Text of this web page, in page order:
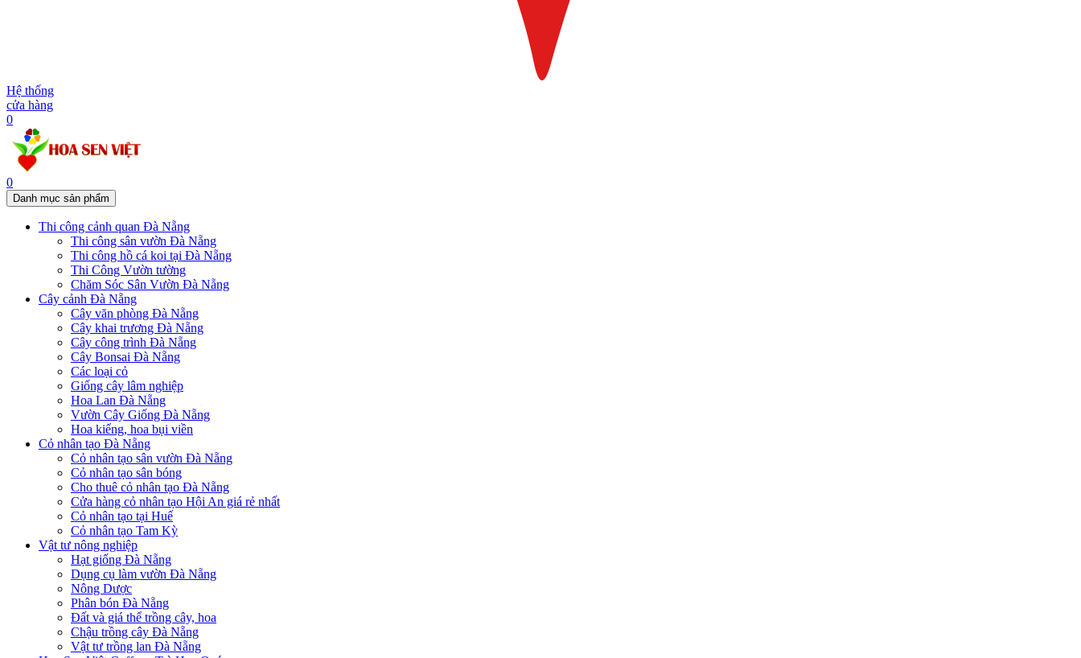
Hệ thống
cửa hàng
0
0
Danh mục sản phẩm
Thi công cảnh quan Đà Nẵng
Thi công sân vườn Đà Nẵng
Thi công hồ cá koi tại Đà Nẵng
Thi Công Vườn tường
Chăm Sóc Sân Vườn Đà Nẵng
Cây cảnh Đà Nẵng
Cây văn phòng Đà Nẵng
Cây khai trương Đà Nẵng
Cây công trình Đà Nẵng
Cây Bonsai Đà Nẵng
Các loại cỏ
Giống cây lâm nghiệp
Hoa Lan Đà Nẵng
Vườn Cây Giống Đà Nẵng
Hoa kiểng, hoa bụi viền
Cỏ nhân tạo Đà Nẵng
Cỏ nhân tạo sân vườn Đà Nẵng
Cỏ nhân tạo sân bóng
Cho thuê cỏ nhân tạo Đà Nẵng
Cửa hàng cỏ nhân tạo Hội An giá rẻ nhất
Cỏ nhân tạo tại Huế
Cỏ nhân tạo Tam Kỳ
Vật tư nông nghiệp
Hạt giống Đà Nẵng
Dụng cụ làm vườn Đà Nẵng
Nông Dược
Phân bón Đà Nẵng
Đất và giá thể trồng cây, hoa
Chậu trồng cây Đà Nẵng
Vật tư trồng lan Đà Nẵng